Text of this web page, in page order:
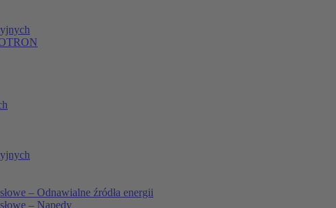
– Odnawialne źródła energii
– Napędy